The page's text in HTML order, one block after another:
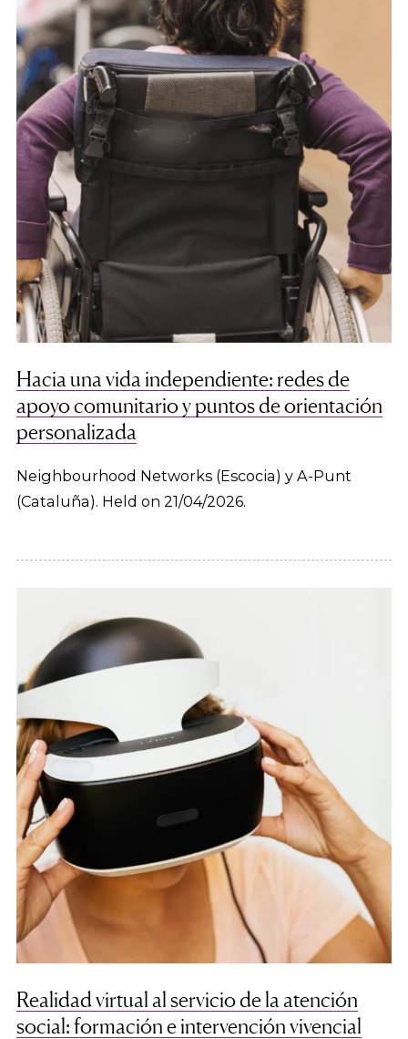
Hacia una vida independiente: redes de
apoyo comunitario y puntos de orientación
personalizada
Neighbourhood Networks (Escocia) y A-Punt
(Cataluña). Held on 21/04/2026.
Realidad virtual al servicio de la atención
social: formación e intervención vivencial